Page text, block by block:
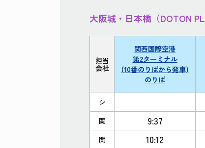
大阪城・日本橋（DOTON
担当
会社
関西国際空港
第2ターミナル
(10番のりばから発車)
のりば
シ
関 9:37
関 10:12